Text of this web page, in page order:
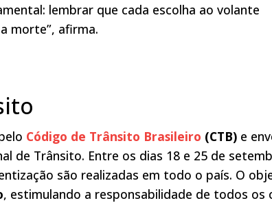
lembrar que cada escolha ao volante
morte”, afirma.
Código de Trânsito Brasileiro (CTB) e
de Trânsito. Entre os dias 18 e 25 de
são realizadas em todo o país. O
, estimulando a responsabilidade de todos os